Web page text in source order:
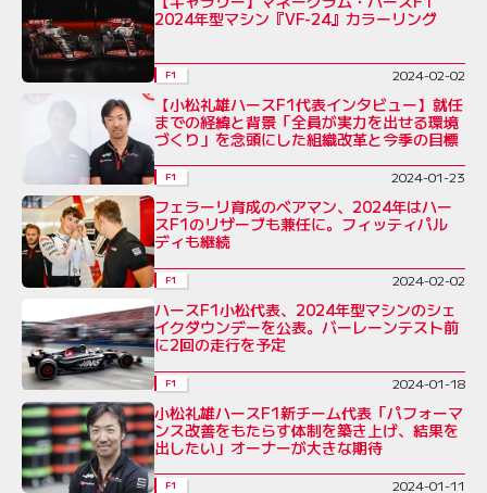
2024年型マシン『VF-24』カラーリング
F1 2024-02-02
【小松礼雄ハースF1代表インタビュー】就任
までの経緯と背景「全員が実力を出せる環境
づくり」を念頭にした組織改革と今季の目標
F1 2024-01-23
フェラーリ育成のベアマン、2024年はハー
スF1のリザーブも兼任に。フィッティパル
ディも継続
F1 2024-02-02
ハースF1小松代表、2024年型マシンのシェ
イクダウンデーを公表。バーレーンテスト前
に2回の走行を予定
F1 2024-01-18
小松礼雄ハースF1新チーム代表「パフォーマ
ンス改善をもたらす体制を築き上げ、結果を
出したい」オーナーが大きな期待
F1 2024-01-11